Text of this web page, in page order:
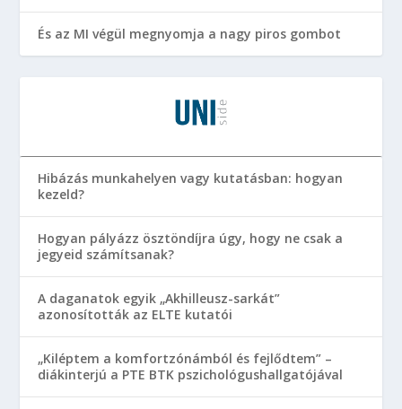
És az MI végül megnyomja a nagy piros gombot
Hibázás munkahelyen vagy kutatásban: hogyan
kezeld?
Hogyan pályázz ösztöndíjra úgy, hogy ne csak a
jegyeid számítsanak?
A daganatok egyik „Akhilleusz-sarkát”
azonosították az ELTE kutatói
„Kiléptem a komfortzónámból és fejlődtem” –
diákinterjú a PTE BTK pszichológushallgatójával